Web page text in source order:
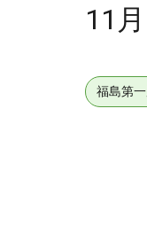
11
福島第